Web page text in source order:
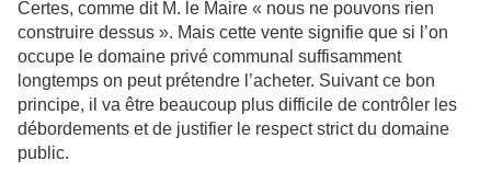
Certes, comme dit M. le Maire « nous ne pouvons rien
construire dessus ». Mais cette vente signifie que si l’on
occupe le domaine privé communal suffisamment
longtemps on peut prétendre l’acheter. Suivant ce bon
principe, il va être beaucoup plus difficile de contrôler les
débordements et de justifier le respect strict du domaine
public.